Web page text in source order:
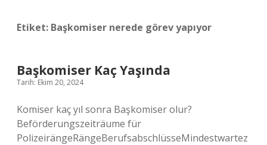
Etiket: Başkomiser nerede görev yapıyor
Başkomiser Kaç Yaşında
Tarih: Ekim 20, 2024
Komiser kaç yıl sonra Başkomiser olur?
Beförderungszeiträume für
PolizeirängeRängeBerufsabschlüsseMindestwartez